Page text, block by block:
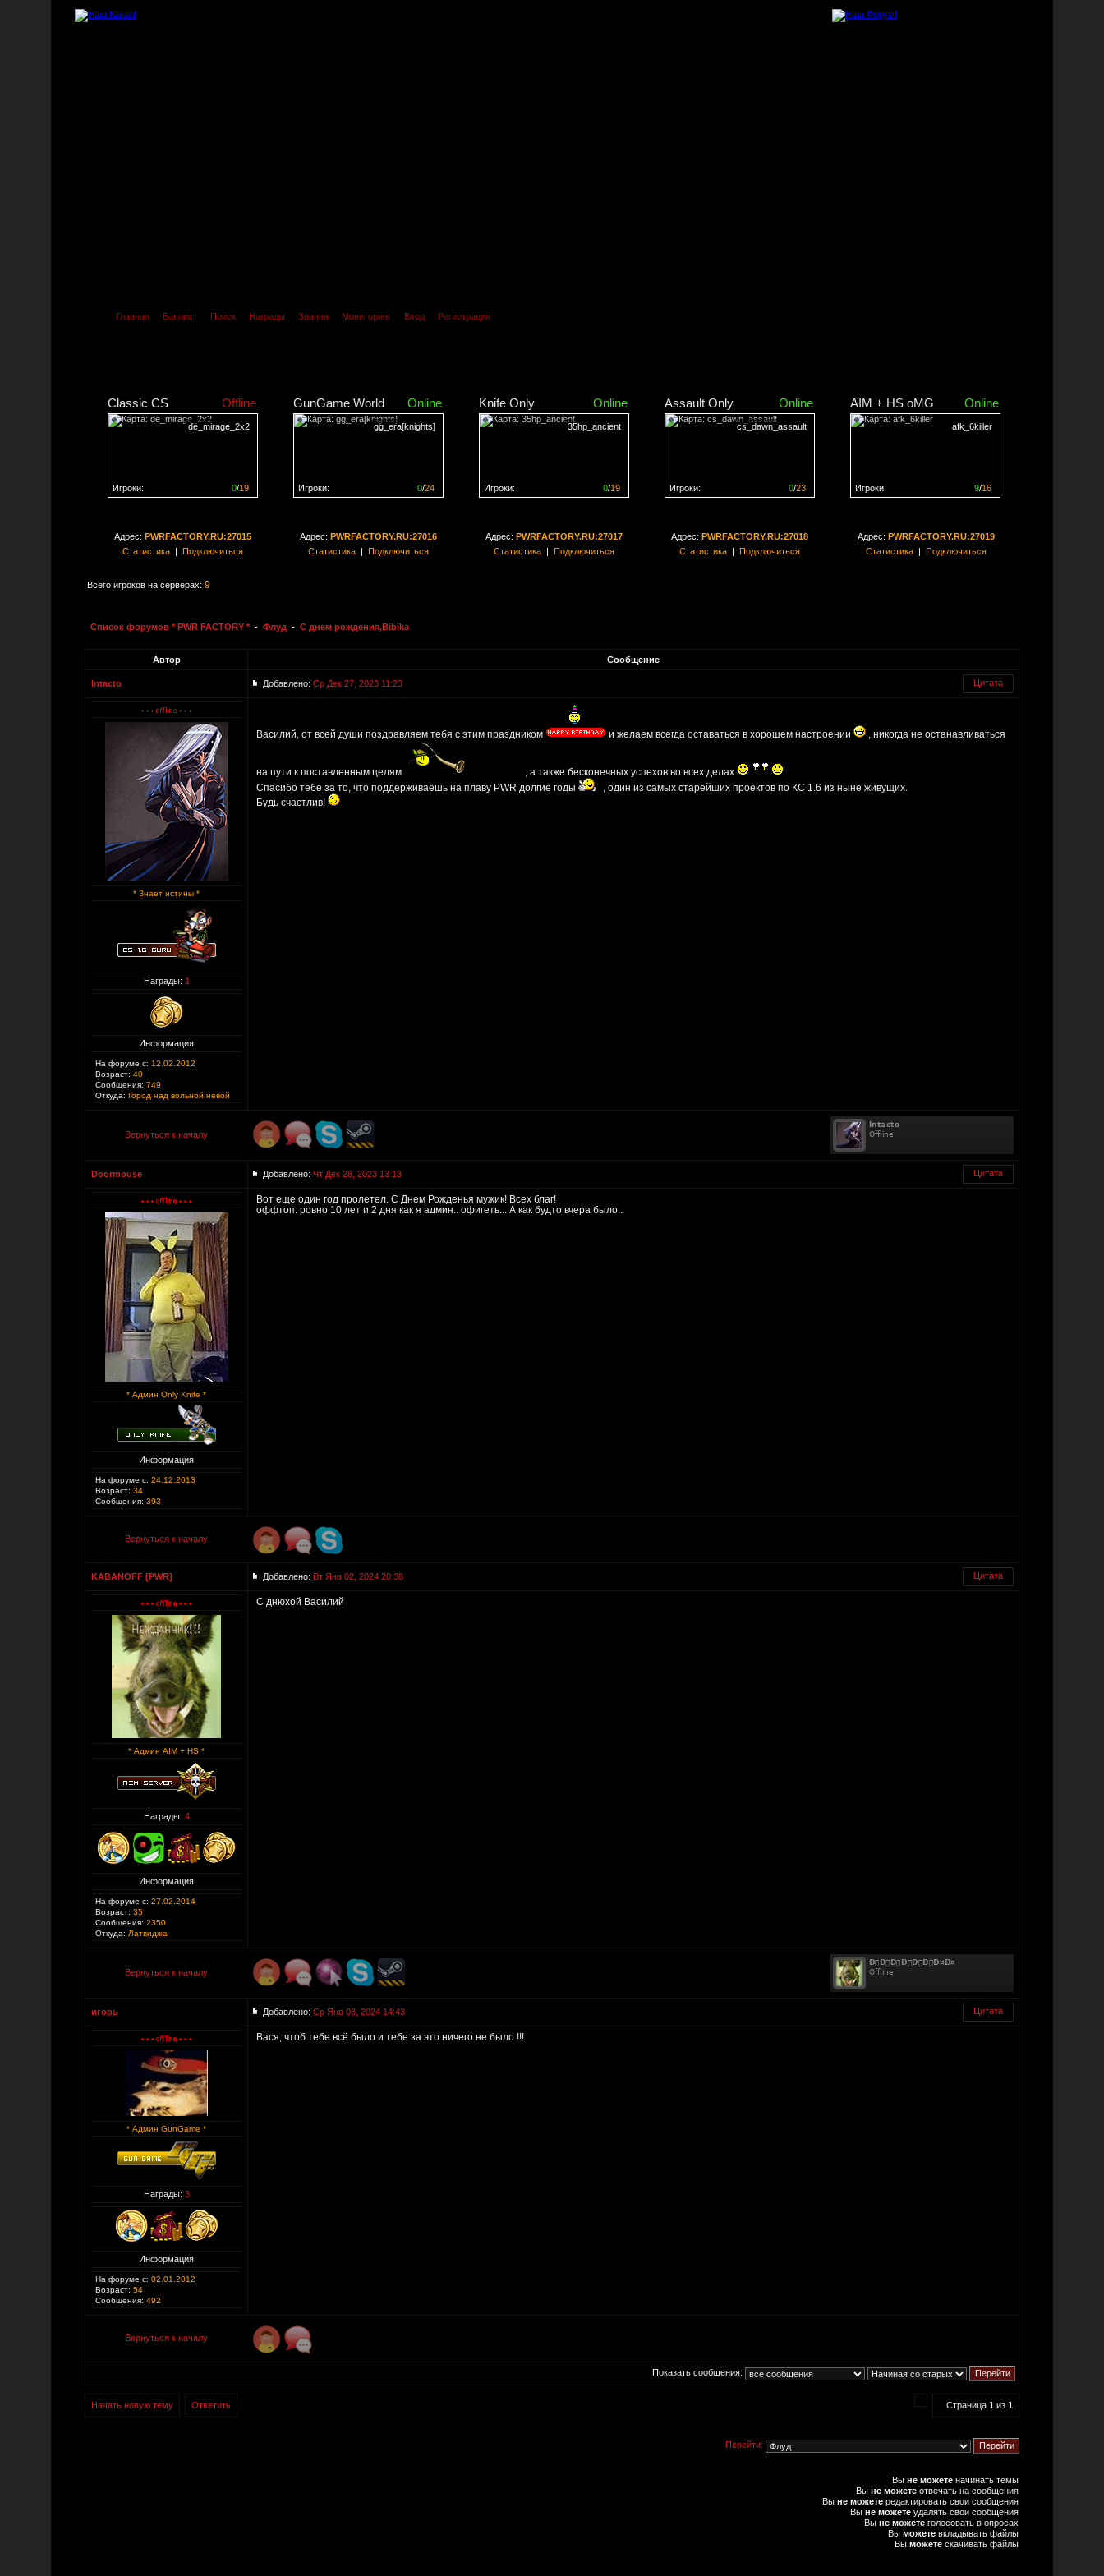
Главная Банлист Поиск Награды Звания Мониторинг Вход Регистрация
Classic CS Offline
de_mirage_2x2
0/19
Игроки:
GunGame World Online
gg_era[knights]
0/24
Игроки:
Knife Only Online
35hp_ancient
0/19
Игроки:
Assault Only Online
cs_dawn_assault
0/23
Игроки:
AIM + HS oMG Online
afk_6killer
9/16
Игроки:
Адрес: PWRFACTORY.RU:27015
Статистика| Подключиться
Адрес: PWRFACTORY.RU:27016
Статистика| Подключиться
Адрес: PWRFACTORY.RU:27017
Статистика| Подключиться
Адрес: PWRFACTORY.RU:27018
Статистика| Подключиться
Адрес: PWRFACTORY.RU:27019
Статистика| Подключиться
Всего игроков на серверах: 9
Список форумов * PWR FACTORY * - Флуд - С днем рождения,Bibika
Автор Сообщение
Intacto Добавлено: Ср Дек 27, 2023 11:23 Цитата
* Знает истины *
Награды: 1
Информация
На форуме с: 12.02.2012
Возраст: 40
Сообщения: 749
Откуда: Город над вольной невой
Василий, от всей души поздравляем тебя с этим праздником и желаем всегда оставаться в хорошем настроении , никогда не останавливаться
на пути к поставленным целям
, а также бесконечных успехов во всех делах
Спасибо тебе за то, что поддерживаешь на плаву PWR долгие годы
, один из самых старейших проектов по КС 1.6 из ныне живущих.
Будь счастлив!
Вернуться к началу
Doormouse Добавлено: Чт Дек 28, 2023 13:13 Цитата
* Админ Only Knife *
Информация
На форуме с: 24.12.2013
Возраст: 34
Сообщения: 393
Вот еще один год пролетел. С Днем Рожденья мужик! Всех благ!
оффтоп: ровно 10 лет и 2 дня как я админ.. офигеть... А как будто вчера было..
Вернуться к началу
KABANOFF [PWR] Добавлено: Вт Янв 02, 2024 20:38 Цитата
* Админ AIM + HS *
Награды: 4
Информация
На форуме с: 27.02.2014
Возраст: 35
Сообщения: 2350
Откуда: Латвиджа
С днюхой Василий
Вернуться к началу
игорь Добавлено: Ср Янв 03, 2024 14:43 Цитата
* Админ GunGame *
Награды: 3
Информация
На форуме с: 02.01.2012
Возраст: 54
Сообщения: 492
Вася, чтоб тебе всё было и тебе за это ничего не было !!!
Вернуться к началу
Показать сообщения:
Страница 1 из 1
Начать новую тему Ответить
Перейти:
Вы не можете начинать темы
Вы не можете отвечать на сообщения
Вы не можете редактировать свои сообщения
Вы не можете удалять свои сообщения
Вы не можете голосовать в опросах
Вы можете вкладывать файлы
Вы можете скачивать файлы